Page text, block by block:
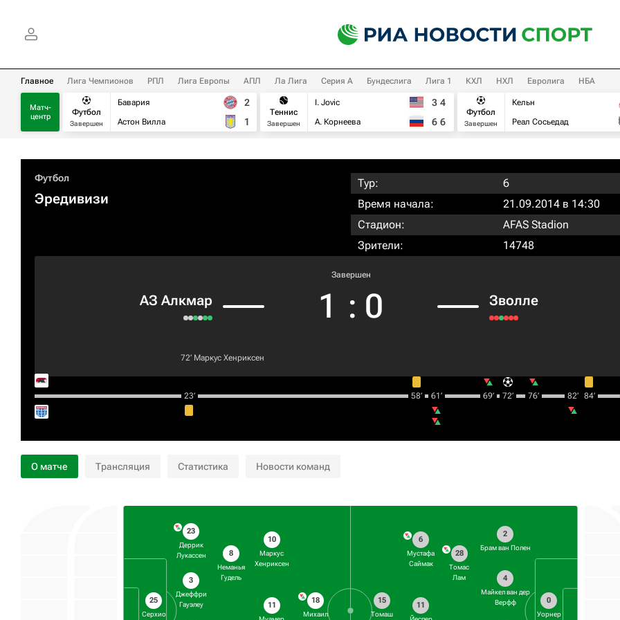
Главное Лига Чемпионов РПЛ Лига Европы АПЛ Ла Лига Серия А Бундеслига Лига 1 КХЛ НХЛ Евролига НБА
Матч-
центр
Футбол
Завершен
Бавария
Астон Вилла
2
1
Теннис
Завершен
I. Jovic
А. Корнеева
3 4
6 6
Футбол
Завершен
Кельн
Реал Сосьедад
Футбол
Эредивизи
Тур:
6
Время начала:
21.09.2014 в 14:30
Стадион:
AFAS Stadion
Зрители:
14748
АЗ Алкмар
Завершен
1 : 0 Зволле
72‎’‎ Маркус Хенриксен
23‎’‎ 58‎’‎ 61‎’‎ 69‎’‎ 72‎’‎ 76‎’‎ 82‎’‎ 84‎’‎
О матче Трансляция Статистика Новости команд
25
Серхио
23
Деррик
Лукассен
3
Джеффри
Гауэлеу
8
Неманья
Гудель
10
Маркус
Хенриксен
11
18
Михаил
0
Уорнер
2
Брам ван Полен
4
Майкел ван дер
Верфф
28
Томас
Лам
6
Мустафа
Саймак
11
15
Томаш